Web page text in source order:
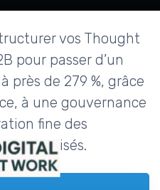
vos Thought
pour passer d’un
près de 279 %, grâce
à une gouvernance
fine des
sponsorisés.